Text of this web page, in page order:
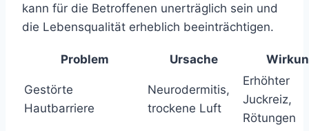
kann für die Betroffenen unerträglich sein und
die Lebensqualität erheblich beeinträchtigen.
Problem Ursache
Gestörte
Hautbarriere
Neurodermitis,
trockene Luft
Erhöhter
Juckreiz,
Rötungen